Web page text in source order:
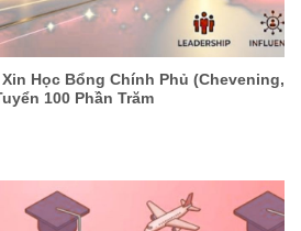
Học Bổng Chính Phủ (Chevening,
100 Phần Trăm